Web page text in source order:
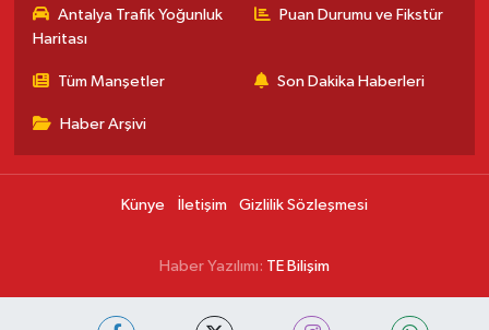
Antalya Trafik Yoğunluk
Haritası
Puan Durumu ve Fikstür
Tüm Manşetler Son Dakika Haberleri
Haber Arşivi
Künye İletişim Gizlilik Sözleşmesi
Haber Yazılımı: TE Bilişim